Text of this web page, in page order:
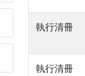
執行清冊
執行清冊